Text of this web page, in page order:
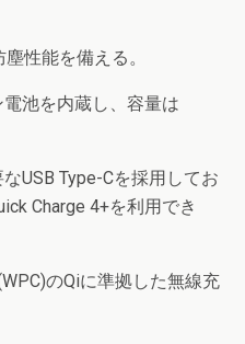
性能を備える。
池を内蔵し、容量は
USB Type-Cを採用してお
Charge 4+を利用でき
のQiに準拠した無線充